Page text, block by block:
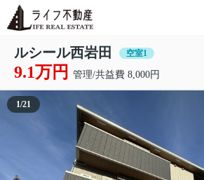
ルシール西岩田 空室1
9.1万円 管理/共益費 8,000円
1/21